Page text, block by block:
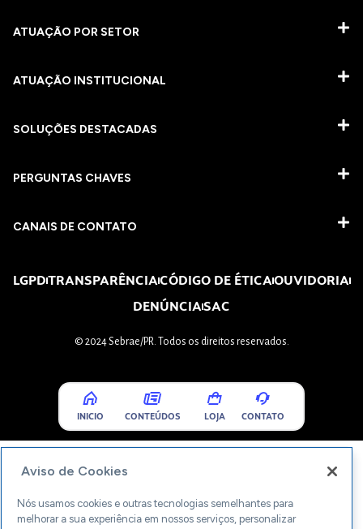
ATUAÇÃO POR SETOR
ATUAÇÃO INSTITUCIONAL
SOLUÇÕES DESTACADAS
PERGUNTAS CHAVES​
CANAIS DE CONTATO
LGPDTRANSPARÊNCIACÓDIGO DE ÉTICAOUVIDORIA
DENÚNCIASAC
© 2024 Sebrae/PR. Todos os direitos reservados.
INICIO CONTEÚDOS LOJA CONTATO
Aviso de Cookies
Nós usamos cookies e outras tecnologias semelhantes para
melhorar a sua experiência em nossos serviços, personalizar